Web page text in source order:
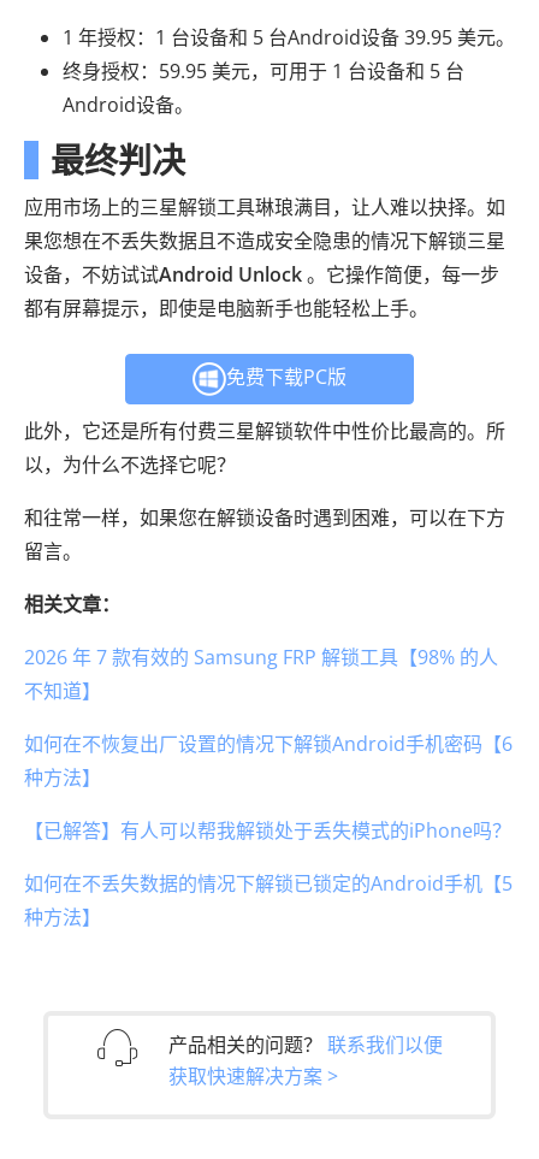
1 年授权：1 台设备和 5 台Android设备 39.95 美元。
终身授权：59.95 美元，可用于 1 台设备和 5 台
Android设备。
最终判决
应用市场上的三星解锁工具琳琅满目，让人难以抉择。如
果您想在不丢失数据且不造成安全隐患的情况下解锁三星
设备，不妨试试Android Unlock。它操作简便，每一步
都有屏幕提示，即使是电脑新手也能轻松上手。
免费下载PC版
此外，它还是所有付费三星解锁软件中性价比最高的。所
以，为什么不选择它呢？
和往常一样，如果您在解锁设备时遇到困难，可以在下方
留言。
相关文章：
2026 年 7 款有效的 Samsung FRP 解锁工具【98% 的人
不知道】
如何在不恢复出厂设置的情况下解锁Android手机密码【6
种方法】
【已解答】有人可以帮我解锁处于丢失模式的iPhone吗？
如何在不丢失数据的情况下解锁已锁定的Android手机【5
种方法】
产品相关的问题？ 联系我们以便
获取快速解决方案 >